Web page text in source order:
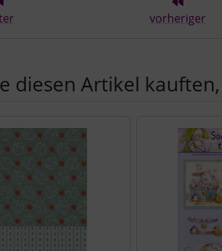
vorheriger
diesen Artikel